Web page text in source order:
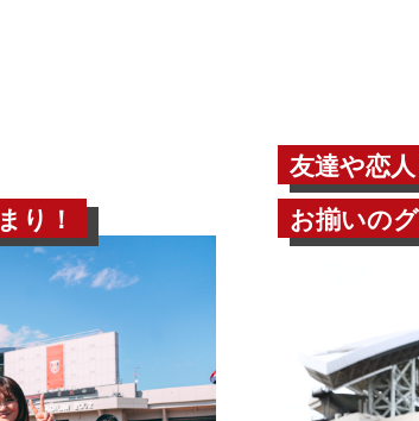
り！
友達や恋人
お揃いの